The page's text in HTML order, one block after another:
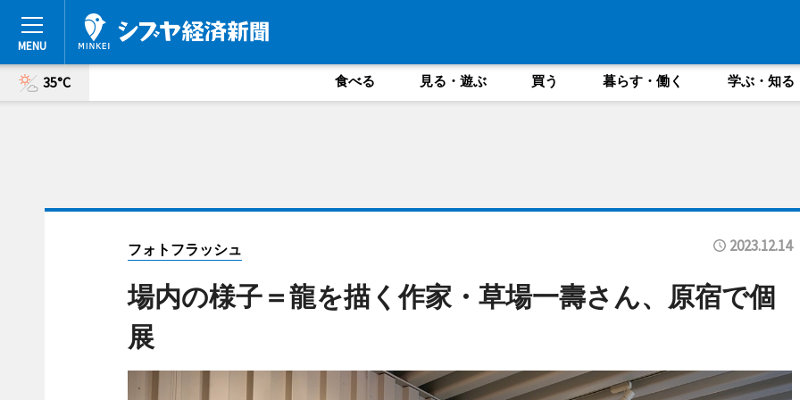
35°C 食べる 見る・遊ぶ 買う 暮らす・働く 学ぶ・知る
フォトフラッシュ 2023.12.14
場内の様子＝龍を描く作家・草場一壽さん、原宿で個
展